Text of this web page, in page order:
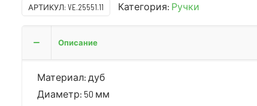
АРТИКУЛ: VE.25551.11 Категория: Ручки
Описание
Материал: дуб
Диаметр: 50 мм